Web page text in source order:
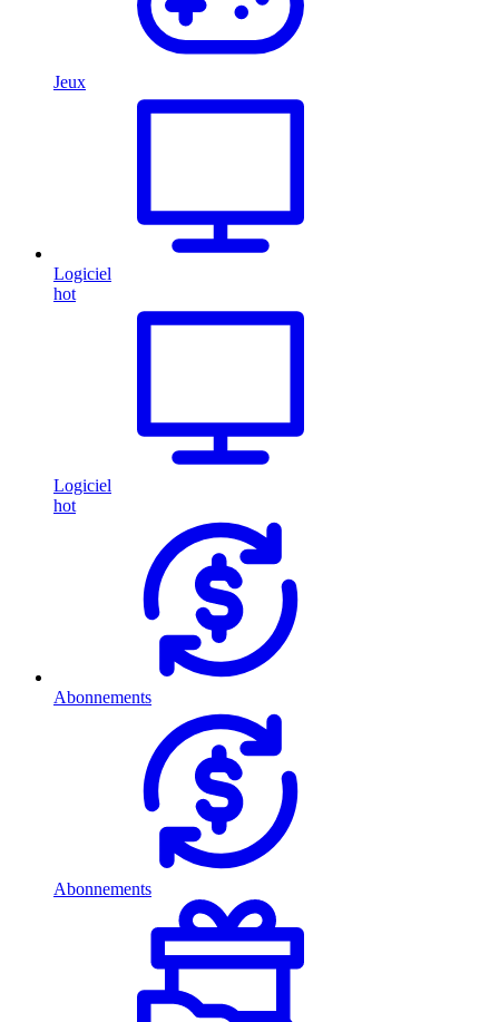
Jeux
Logiciel
hot
Logiciel
hot
Abonnements
Abonnements